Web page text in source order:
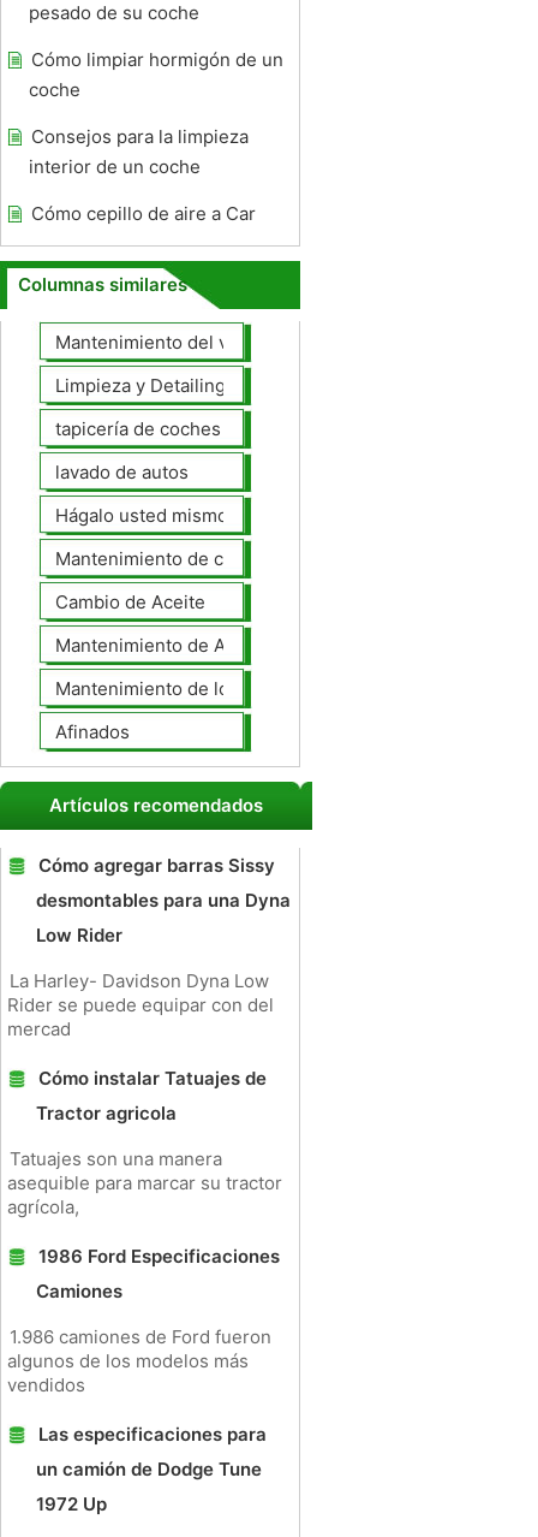
pesado de su coche
Cómo limpiar hormigón de un
coche
Consejos para la limpieza
interior de un coche
Cómo cepillo de aire a Car
Columnas similares
Mantenimiento del vehículo
Limpieza y Detailing
tapicería de coches
lavado de autos
Hágalo usted mismo Mantenimiento de Automotores
Mantenimiento de coches General
Cambio de Aceite
Mantenimiento de Automotores Profesional
Mantenimiento de los neumáticos
Afinados
Artículos recomendados
Cómo agregar barras Sissy
desmontables para una Dyna
Low Rider
La Harley- Davidson Dyna Low
Rider se puede equipar con del
mercad
Cómo instalar Tatuajes de
Tractor agricola
Tatuajes son una manera
asequible para marcar su tractor
agrícola,
1986 Ford Especificaciones
Camiones
1.986 camiones de Ford fueron
algunos de los modelos más
vendidos
Las especificaciones para
un camión de Dodge Tune
1972 Up